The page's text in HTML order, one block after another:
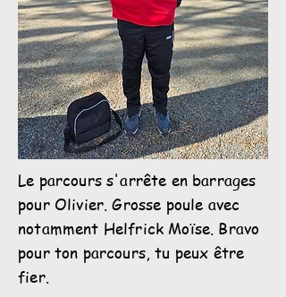
Le parcours s'arrête en barrages
pour Olivier. Grosse poule avec
notamment Helfrick Moïse. Bravo
pour ton parcours, tu peux être
fier.